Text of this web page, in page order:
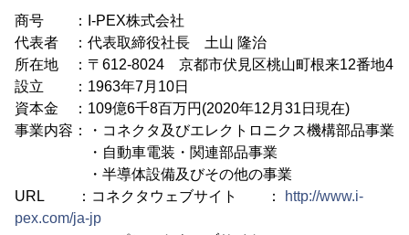
商号 ：I-PEX株式会社
代表者 ：代表取締役社長 土山 隆治
所在地 ：〒612-8024 京都市伏見区桃山町根来12番地4
設立 ：1963年7月10日
資本金 ：109億6千8百万円(2020年12月31日現在)
事業内容：・コネクタ及びエレクトロニクス機構部品事業
・自動車電装・関連部品事業
・半導体設備及びその他の事業
URL ：コネクタウェブサイト ：
http://www.i-
pex.com/ja-jp